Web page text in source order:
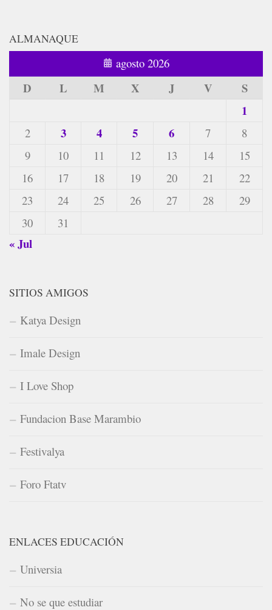
ALMANAQUE
agosto 2026
D L M X J V
S
1
2 3 4 5 6 7
8
9
10 11 12 13 14
15
16
17 18 19 20 21
22
23
24 25 26 27 28
29
30
31
« Jul
SITIOS AMIGOS
Katya Design
Imale Design
I Love Shop
Fundacion Base Marambio
Festivalya
Foro Ftatv
ENLACES EDUCACIÓN
Universia
No se que estudiar